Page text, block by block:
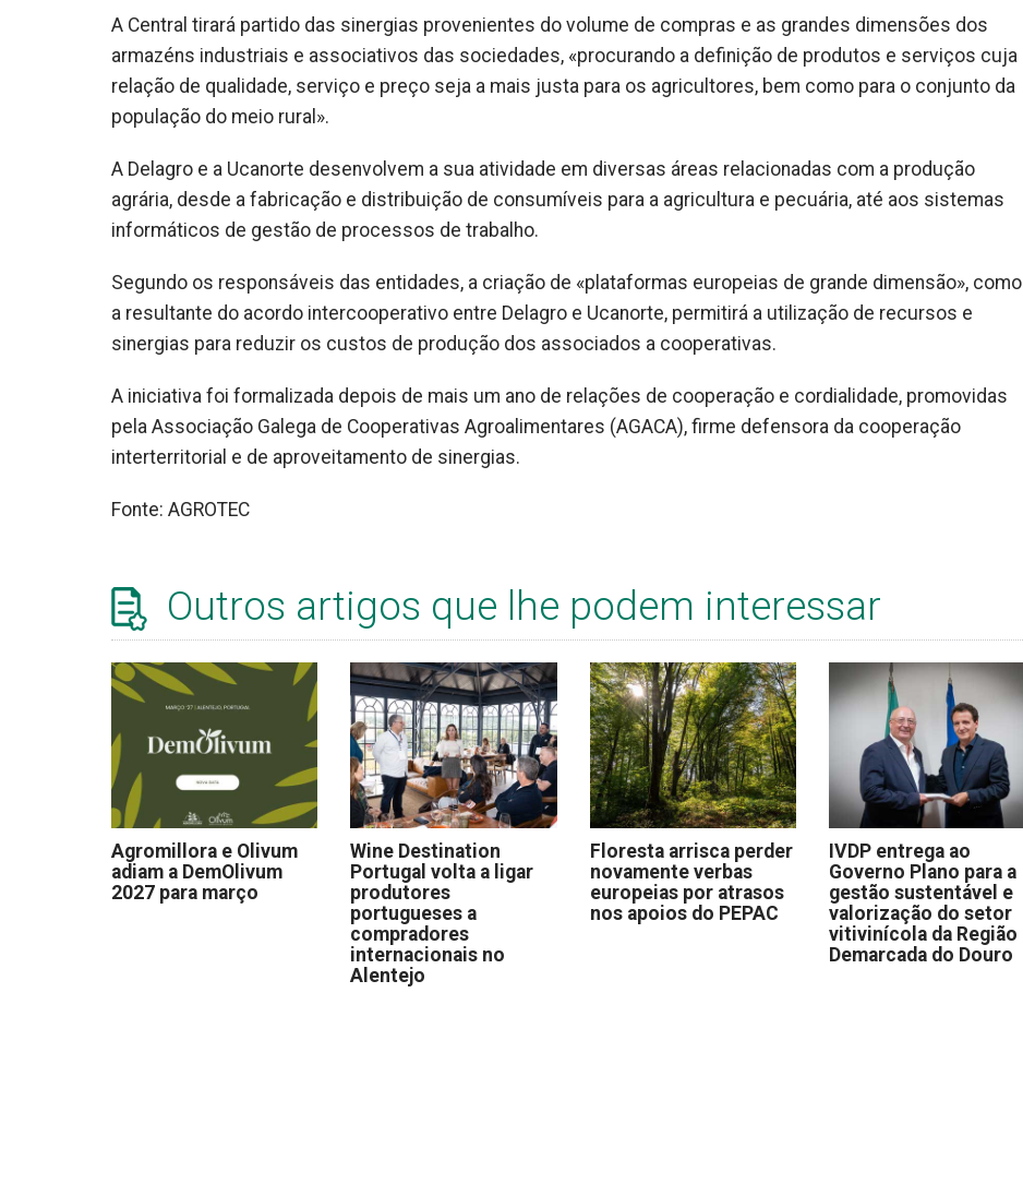
A Central tirará partido das sinergias provenientes do volume de compras e as grandes dimensões dos
armazéns industriais e associativos das sociedades, «procurando a definição de produtos e serviços cuja
relação de qualidade, serviço e preço seja a mais justa para os agricultores, bem como para o conjunto da
população do meio rural».
A Delagro e a Ucanorte desenvolvem a sua atividade em diversas áreas relacionadas com a produção
agrária, desde a fabricação e distribuição de consumíveis para a agricultura e pecuária, até aos sistemas
informáticos de gestão de processos de trabalho.
Segundo os responsáveis das entidades, a criação de «plataformas europeias de grande dimensão», como
a resultante do acordo intercooperativo entre Delagro e Ucanorte, permitirá a utilização de recursos e
sinergias para reduzir os custos de produção dos associados a cooperativas.
A iniciativa foi formalizada depois de mais um ano de relações de cooperação e cordialidade, promovidas
pela Associação Galega de Cooperativas Agroalimentares (AGACA), firme defensora da cooperação
interterritorial e de aproveitamento de sinergias.
Fonte: AGROTEC
Outros artigos que lhe podem interessar
Agromillora e Olivum
adiam a DemOlivum
2027 para março
Wine Destination
Portugal volta a ligar
produtores
portugueses a
compradores
internacionais no
Alentejo
Floresta arrisca perder
novamente verbas
europeias por atrasos
nos apoios do PEPAC
IVDP entrega ao
Governo Plano para a
gestão sustentável e
valorização do setor
vitivinícola da Região
Demarcada do Douro